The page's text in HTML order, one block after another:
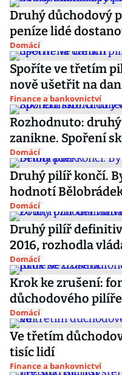
Druhý důchodový
peníze lidé
Domácí
Spoříte ve třetím
nově ušetřit na
Finance a bankovnictví
Rozhodnuto:
zanikne. Spoření
Domácí
Druhý pilíř končí.
hodnotí
Domácí
Druhý pilíř
2016, rozhodla
Domácí
Krok ke zrušení:
důchodového
Domácí
Ve třetím
tisíc lidí
Finance a bankovnictví